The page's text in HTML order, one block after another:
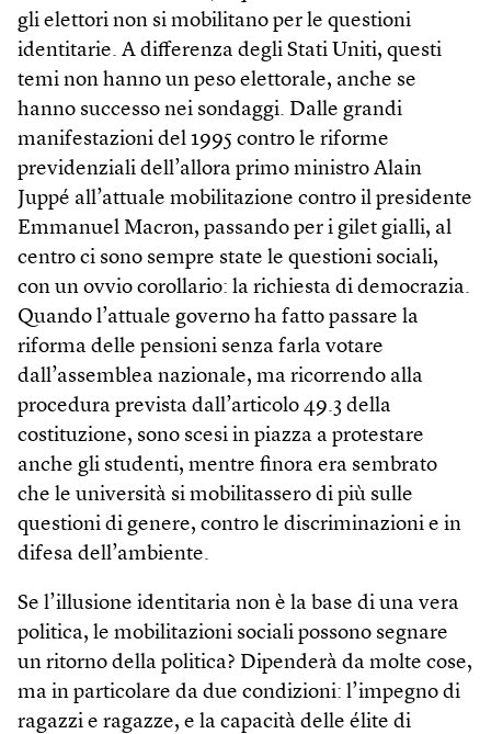
gli elettori non si mobilitano per le questioni
identitarie. A differenza degli Stati Uniti, questi
temi non hanno un peso elettorale, anche se
hanno successo nei sondaggi. Dalle grandi
manifestazioni del 1995 contro le riforme
previdenziali dell’allora primo ministro Alain
Juppé all’attuale mobilitazione contro il presidente
Emmanuel Macron, passando per i gilet gialli, al
centro ci sono sempre state le questioni sociali,
con un ovvio corollario: la richiesta di democrazia.
Quando l’attuale governo ha fatto passare la
riforma delle pensioni senza farla votare
dall’assemblea nazionale, ma ricorrendo alla
procedura prevista dall’articolo 49.3 della
costituzione, sono scesi in piazza a protestare
anche gli studenti, mentre finora era sembrato
che le università si mobilitassero di più sulle
questioni di genere, contro le discriminazioni e in
difesa dell’ambiente.
Se l’illusione identitaria non è la base di una vera
politica, le mobilitazioni sociali possono segnare
un ritorno della politica? Dipenderà da molte cose,
ma in particolare da due condizioni: l’impegno di
ragazzi e ragazze, e la capacità delle élite di